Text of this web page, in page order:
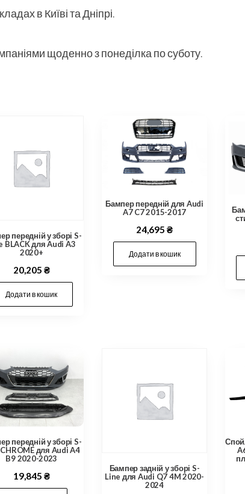
в Київі та Дніпрі.
щоденно з понеділка по суботу.
передній у зборі S-
BLACK для Audi A3
2020+
20,205 ₴
Додати в кошик
Бампер передній для Audi
A7 C7 2015-2017
24,695 ₴
Додати в кошик
передній у зборі S-
для Audi A4
B9 2020-2023
19,845 ₴
Бампер задній у зборі S-
Line для Audi Q7 4M 2020-
2024